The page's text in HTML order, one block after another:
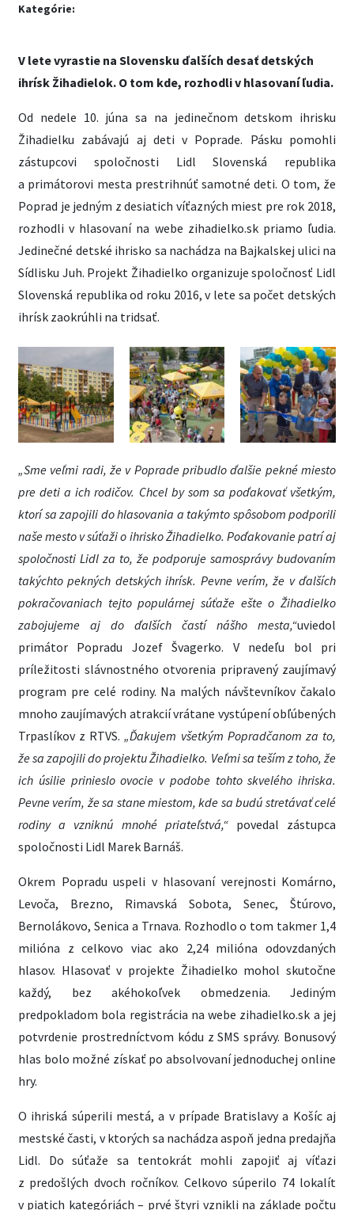
Kategórie:
V lete vyrastie na Slovensku ďalších desať detských
ihrísk Žihadielok. O tom kde, rozhodli v hlasovaní ľudia.
Od nedele 10. júna sa na jedinečnom detskom ihrisku
Žihadielku zabávajú aj deti v Poprade. Pásku pomohli
zástupcovi spoločnosti Lidl Slovenská republika
a primátorovi mesta prestrihnúť samotné deti. O tom, že
Poprad je jedným z desiatich víťazných miest pre rok 2018,
rozhodli v hlasovaní na webe zihadielko.sk priamo ľudia.
Jedinečné detské ihrisko sa nachádza na Bajkalskej ulici na
Sídlisku Juh. Projekt Žihadielko organizuje spoločnosť Lidl
Slovenská republika od roku 2016, v lete sa počet detských
ihrísk zaokrúhli na tridsať.
„Sme veľmi radi, že v Poprade pribudlo ďalšie pekné miesto
pre deti a ich rodičov. Chcel by som sa poďakovať všetkým,
ktorí sa zapojili do hlasovania a takýmto spôsobom podporili
naše mesto v súťaži o ihrisko Žihadielko. Poďakovanie patrí aj
spoločnosti Lidl za to, že podporuje samosprávy budovaním
takýchto pekných detských ihrísk. Pevne verím, že v ďalších
pokračovaniach tejto populárnej súťaže ešte o Žihadielko
zabojujeme aj do ďalších častí nášho mesta,“uviedol
primátor Popradu Jozef Švagerko. V nedeľu bol pri
príležitosti slávnostného otvorenia pripravený zaujímavý
program pre celé rodiny. Na malých návštevníkov čakalo
mnoho zaujímavých atrakcií vrátane vystúpení obľúbených
Trpaslíkov z RTVS.„Ďakujem všetkým Popradčanom za to,
že sa zapojili do projektu Žihadielko. Veľmi sa teším z toho, že
ich úsilie prinieslo ovocie v podobe tohto skvelého ihriska.
Pevne verím, že sa stane miestom, kde sa budú stretávať celé
rodiny a vzniknú mnohé priateľstvá,“ povedal zástupca
spoločnosti Lidl Marek Barnáš.
Okrem Popradu uspeli v hlasovaní verejnosti Komárno,
Levoča, Brezno, Rimavská Sobota, Senec, Štúrovo,
Bernolákovo, Senica a Trnava. Rozhodlo o tom takmer 1,4
milióna z celkovo viac ako 2,24 milióna odovzdaných
hlasov. Hlasovať v projekte Žihadielko mohol skutočne
každý, bez akéhokoľvek obmedzenia. Jediným
predpokladom bola registrácia na webe zihadielko.sk a jej
potvrdenie prostredníctvom kódu z SMS správy. Bonusový
hlas bolo možné získať po absolvovaní jednoduchej online
hry.
O ihriská súperili mestá, a v prípade Bratislavy a Košíc aj
mestské časti, v ktorých sa nachádza aspoň jedna predajňa
Lidl. Do súťaže sa tentokrát mohli zapojiť aj víťazi
z predošlých dvoch ročníkov. Celkovo súperilo 74 lokalít
v piatich kategóriách – prvé štyri vznikli na základe počtu